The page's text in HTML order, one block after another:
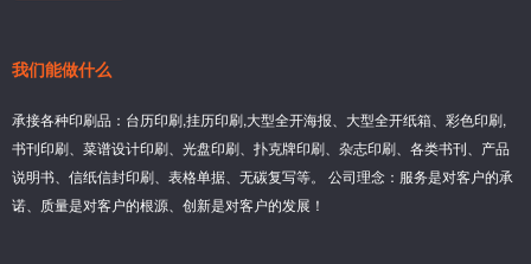
我们能做什么
承接各种印刷品：台历印刷,挂历印刷,大型全开海报、大型全开纸箱、彩色印刷,
书刊印刷、菜谱设计印刷、光盘印刷、扑克牌印刷、杂志印刷、各类书刊、产品
说明书、信纸信封印刷、表格单据、无碳复写等。 公司理念：服务是对客户的承
诺、质量是对客户的根源、创新是对客户的发展！